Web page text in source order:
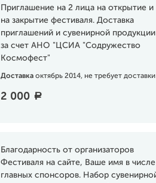
Приглашение на 2 лица на открытие и
на закрытие фестиваля. Доставка
приглашений и сувенирной продукции
за счет АНО "ЦСИА "Содружество
Космофест"
Доставка октябрь 2014, не требует доставки
2 000 a
Благодарность от организаторов
Фестиваля на сайте, Ваше имя в числе
главных спонсоров. Набор